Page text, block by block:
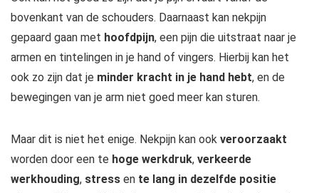
bovenkant van de schouders. Daarnaast kan nekpijn
gepaard gaan met hoofdpijn, een pijn die uitstraat naar je
armen en tintelingen in je hand of vingers. Hierbij kan het
ook zo zijn dat je minder kracht in je hand hebt, en de
bewegingen van je arm niet goed meer kan sturen.
Maar dit is niet het enige. Nekpijn kan ook veroorzaakt
worden door een te hoge werkdruk, verkeerde
werkhouding, stress en te lang in dezelfde positie